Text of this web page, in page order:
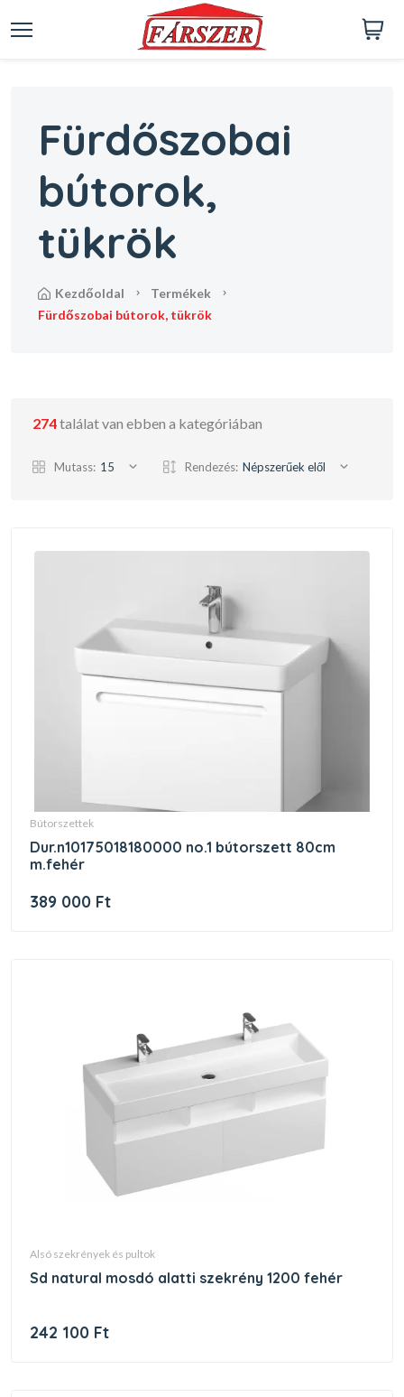
Fürdőszobai
bútorok,
tükrök
kezdőoldal
termékek
fürdőszobai bútorok, tükrök
274találat van ebben a kategóriában
Mutass: 15 Rendezés: Népszerűek elől
bútorszettek
dur.n10175018180000 no.1 bútorszett 80cm
m.fehér
389 000 Ft
alsó szekrények és pultok
sd natural mosdó alatti szekrény 1200 fehér
242 100 Ft